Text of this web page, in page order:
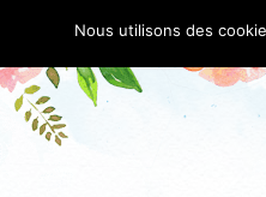
Nous utilisons des